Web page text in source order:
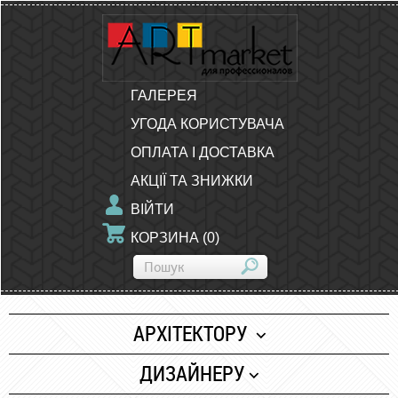
ГАЛЕРЕЯ
УГОДА КОРИСТУВАЧА
ОПЛАТА І ДОСТАВКА
АКЦІЇ ТА ЗНИЖКИ
ВІЙТИ
КОРЗИНА (0)
АРХІТЕКТОРУ
Папір
ДИЗАЙНЕРУ